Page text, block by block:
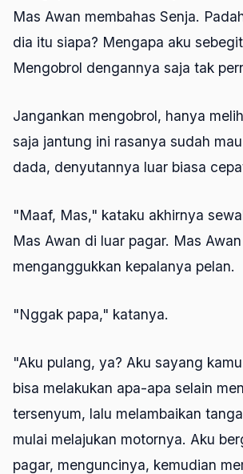
Mas Awan membahas Senja.
dia itu siapa? Mengapa aku
Mengobrol dengannya saja tak
Jangankan mengobrol, hanya
saja jantung ini rasanya sudah
dada, denyutannya luar biasa
"Maaf, Mas," kataku akhirnya
Mas Awan di luar pagar. Mas
menganggukkan kepalanya pelan.
"Nggak papa," katanya.
"Aku pulang, ya? Aku sayang
bisa melakukan apa-apa selain
tersenyum, lalu melambaikan
mulai melajukan motornya. Aku
pagar, menguncinya, kemudian